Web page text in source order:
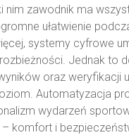
nim zawodnik ma
ułatwienie
systemy cyfrowe
Jednak to
oraz weryfikacji
Automatyzacja
wydarzeń
komfort i